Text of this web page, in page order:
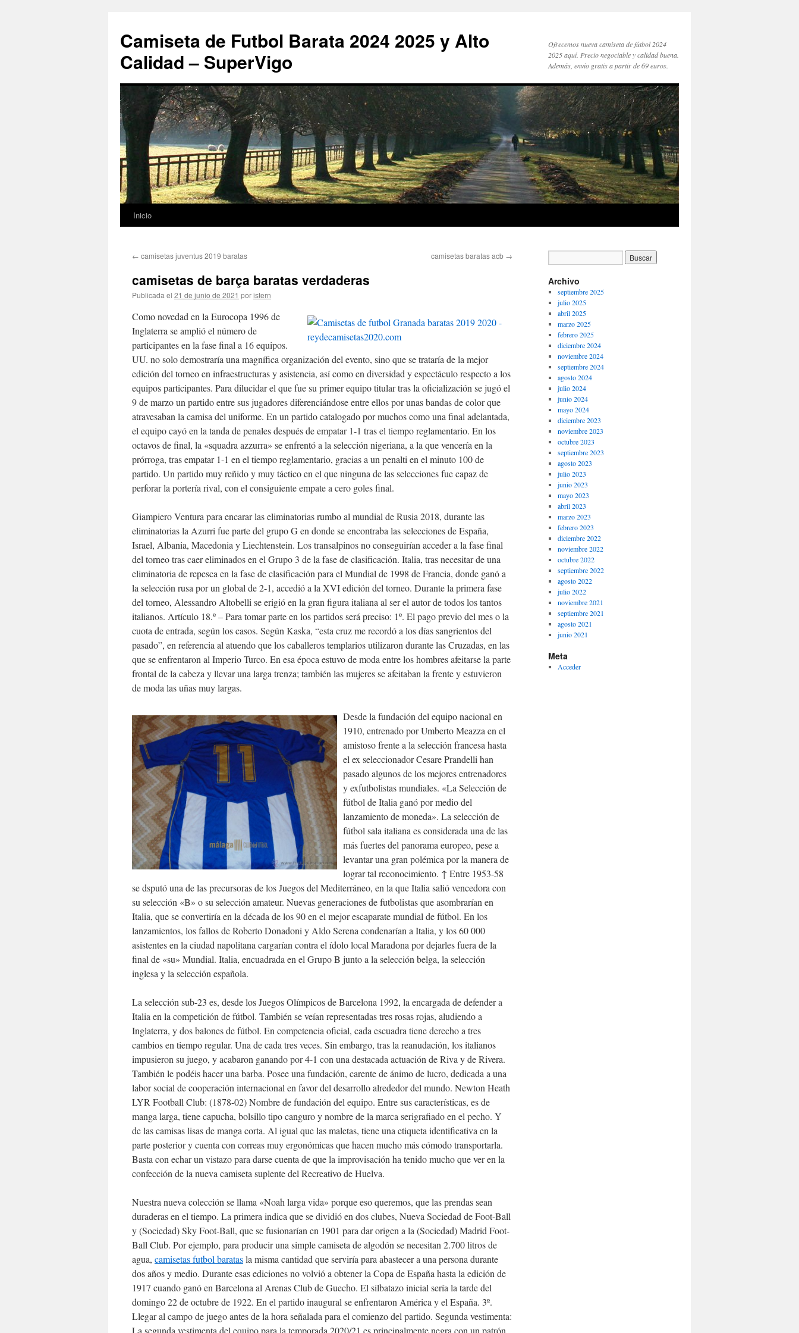
Camiseta de Futbol Barata 2024 2025 y Alto
Calidad – SuperVigo
Ofrecemos nueva camiseta de fútbol 2024
2025 aquí. Precio negociable y calidad buena.
Además, envío gratis a partir de 69 euros.
Saltar
contenido
Inicio
← camisetas juventus 2019 baratas camisetas baratas acb →
camisetas de barça baratas verdaderas
Publicada el 21 de junio de 2021 poristern
Como novedad en la Eurocopa 1996 de
Inglaterra se amplió el número de
participantes en la fase final a 16 equipos.
UU. no solo demostraría una magnífica organización del evento, sino que se trataría de la mejor
edición del torneo en infraestructuras y asistencia, así como en diversidad y espectáculo respecto a los
equipos participantes. Para dilucidar el que fue su primer equipo titular tras la oficialización se jugó el
9 de marzo un partido entre sus jugadores diferenciándose entre ellos por unas bandas de color que
atravesaban la camisa del uniforme. En un partido catalogado por muchos como una final adelantada,
el equipo cayó en la tanda de penales después de empatar 1-1 tras el tiempo reglamentario. En los
octavos de final, la «squadra azzurra» se enfrentó a la selección nigeriana, a la que vencería en la
prórroga, tras empatar 1-1 en el tiempo reglamentario, gracias a un penalti en el minuto 100 de
partido. Un partido muy reñido y muy táctico en el que ninguna de las selecciones fue capaz de
perforar la portería rival, con el consiguiente empate a cero goles final.
Giampiero Ventura para encarar las eliminatorias rumbo al mundial de Rusia 2018, durante las
eliminatorias la Azurri fue parte del grupo G en donde se encontraba las selecciones de España,
Israel, Albania, Macedonia y Liechtenstein. Los transalpinos no conseguirían acceder a la fase final
del torneo tras caer eliminados en el Grupo 3 de la fase de clasificación. Italia, tras necesitar de una
eliminatoria de repesca en la fase de clasificación para el Mundial de 1998 de Francia, donde ganó a
la selección rusa por un global de 2-1, accedió a la XVI edición del torneo. Durante la primera fase
del torneo, Alessandro Altobelli se erigió en la gran figura italiana al ser el autor de todos los tantos
italianos. Artículo 18.º – Para tomar parte en los partidos será preciso: 1º. El pago previo del mes o la
cuota de entrada, según los casos. Según Kaska, “esta cruz me recordó a los días sangrientos del
pasado”, en referencia al atuendo que los caballeros templarios utilizaron durante las Cruzadas, en las
que se enfrentaron al Imperio Turco. En esa época estuvo de moda entre los hombres afeitarse la parte
frontal de la cabeza y llevar una larga trenza; también las mujeres se afeitaban la frente y estuvieron
de moda las uñas muy largas.
Desde la fundación del equipo nacional en
1910, entrenado por Umberto Meazza en el
amistoso frente a la selección francesa hasta
el ex seleccionador Cesare Prandelli han
pasado algunos de los mejores entrenadores
y exfutbolistas mundiales. «La Selección de
fútbol de Italia ganó por medio del
lanzamiento de moneda». La selección de
fútbol sala italiana es considerada una de las
más fuertes del panorama europeo, pese a
levantar una gran polémica por la manera de
lograr tal reconocimiento. ↑ Entre 1953-58
se dsputó una de las precursoras de los Juegos del Mediterráneo, en la que Italia salió vencedora con
su selección «B» o su selección amateur. Nuevas generaciones de futbolistas que asombrarían en
Italia, que se convertiría en la década de los 90 en el mejor escaparate mundial de fútbol. En los
lanzamientos, los fallos de Roberto Donadoni y Aldo Serena condenarían a Italia, y los 60 000
asistentes en la ciudad napolitana cargarían contra el ídolo local Maradona por dejarles fuera de la
final de «su» Mundial. Italia, encuadrada en el Grupo B junto a la selección belga, la selección
inglesa y la selección española.
La selección sub-23 es, desde los Juegos Olímpicos de Barcelona 1992, la encargada de defender a
Italia en la competición de fútbol. También se veían representadas tres rosas rojas, aludiendo a
Inglaterra, y dos balones de fútbol. En competencia oficial, cada escuadra tiene derecho a tres
cambios en tiempo regular. Una de cada tres veces. Sin embargo, tras la reanudación, los italianos
impusieron su juego, y acabaron ganando por 4-1 con una destacada actuación de Riva y de Rivera.
También le podéis hacer una barba. Posee una fundación, carente de ánimo de lucro, dedicada a una
labor social de cooperación internacional en favor del desarrollo alrededor del mundo. Newton Heath
LYR Football Club: (1878-02) Nombre de fundación del equipo. Entre sus características, es de
manga larga, tiene capucha, bolsillo tipo canguro y nombre de la marca serigrafiado en el pecho. Y
de las camisas lisas de manga corta. Al igual que las maletas, tiene una etiqueta identificativa en la
parte posterior y cuenta con correas muy ergonómicas que hacen mucho más cómodo transportarla.
Basta con echar un vistazo para darse cuenta de que la improvisación ha tenido mucho que ver en la
confección de la nueva camiseta suplente del Recreativo de Huelva.
Nuestra nueva colección se llama «Noah larga vida» porque eso queremos, que las prendas sean
duraderas en el tiempo. La primera indica que se dividió en dos clubes, Nueva Sociedad de Foot-Ball
y (Sociedad) Sky Foot-Ball, que se fusionarían en 1901 para dar origen a la (Sociedad) Madrid Foot-
Ball Club. Por ejemplo, para producir una simple camiseta de algodón se necesitan 2.700 litros de
agua, camisetas futbol baratasla misma cantidad que serviría para abastecer a una persona durante
dos años y medio. Durante esas ediciones no volvió a obtener la Copa de España hasta la edición de
1917 cuando ganó en Barcelona al Arenas Club de Guecho. El silbatazo inicial sería la tarde del
domingo 22 de octubre de 1922. En el partido inaugural se enfrentaron América y el España. 3º.
Llegar al campo de juego antes de la hora señalada para el comienzo del partido. Segunda vestimenta:
La segunda vestimenta del equipo para la temporada 2020/21 es principalmente negra con un patrón
Archivo
septiembre 2025
julio 2025
abril 2025
marzo 2025
febrero 2025
diciembre 2024
noviembre 2024
septiembre 2024
agosto 2024
julio 2024
junio 2024
mayo 2024
diciembre 2023
noviembre 2023
octubre 2023
septiembre 2023
agosto 2023
julio 2023
junio 2023
mayo 2023
abril 2023
marzo 2023
febrero 2023
diciembre 2022
noviembre 2022
octubre 2022
septiembre 2022
agosto 2022
julio 2022
noviembre 2021
septiembre 2021
agosto 2021
junio 2021
Meta
Acceder